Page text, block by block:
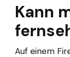
Kann
Auf einem